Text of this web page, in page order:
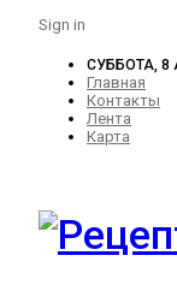
Sign in
СУББОТА, 8
Главная
Контакты
Лента
Карта